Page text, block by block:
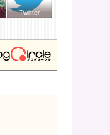
Twitter